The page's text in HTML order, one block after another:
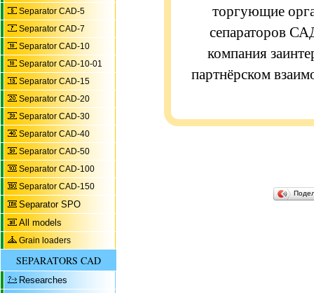
Separator CAD-5
Separator CAD-7
Separator CAD-10
Separator CAD-10-01
Separator CAD-15
Separator CAD-20
Separator CAD-30
Separator CAD-40
Separator CAD-50
Separator CAD-100
Separator CAD-150
Separator SPO
All models
Grain loaders
SEPARATORS CAD
Researches
торгующие
сепараторов
компания
партнёрском